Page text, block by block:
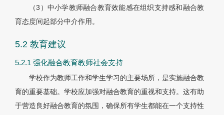
（3）中小学教师融合教育效能感在组织支持感和融合教
育态度间起部分中介作用。
5.2 教育建议
5.2.1 强化融合教育教师社会支持
学校作为教师工作和学生学习的主要场所，是实施融合教
育的重要基础。学校应加强对融合教育的重视和支持。这有助
于营造良好融合教育的氛围，确保所有学生都能在一个支持性